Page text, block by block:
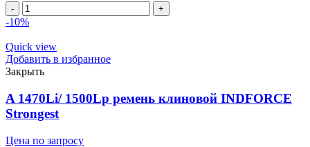
A
1370Li/
ремень
клиновой
INDFORCE
Strongest
quantity
-10%
Quick view
Добавить в избранное
Закрыть
A 1470Li/ 1500Lp ремень клиновой INDFORCE
Strongest
Цена по запросу